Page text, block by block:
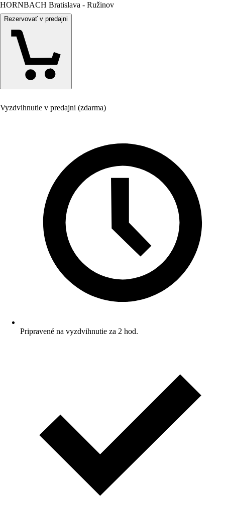
HORNBACH Bratislava - Ružinov
Rezervovať v predajni
Vyzdvihnutie v predajni (zdarma)
Pripravené na vyzdvihnutie za 2 hod.